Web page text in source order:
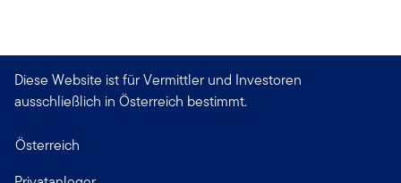
Diese Website ist für Vermittler und Investoren
ausschließlich in Österreich bestimmt.
Österreich